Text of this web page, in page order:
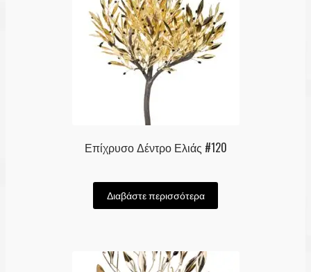
Επίχρυσο Δέντρο Ελιάς #120
Διαβάστε περισσότερα